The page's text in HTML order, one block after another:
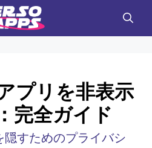
プリを非表示
完全ガイド
隠すためのプライバシ